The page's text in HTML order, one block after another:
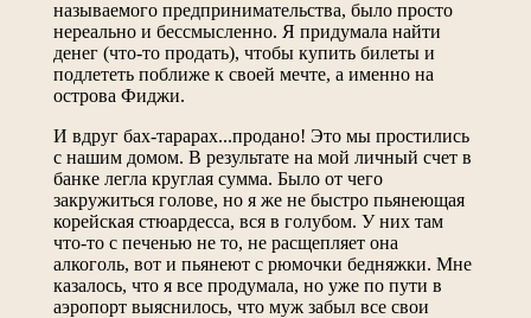
называемого предпринимательства, было просто
нереально и бессмысленно. Я придумала найти
денег (что-то продать), чтобы купить билеты и
подлететь поближе к своей мечте, а именно на
острова Фиджи.
И вдруг бах-тарарах...продано! Это мы простились
с нашим домом. В результате на мой личный счет в
банке легла круглая сумма. Было от чего
закружиться голове, но я же не быстро пьянеющая
корейская стюардесса, вся в голубом. У них там
что-то с печенью не то, не расщепляет она
алкоголь, вот и пьянеют с рюмочки бедняжки. Мне
казалось, что я все продумала, но уже по пути в
аэропорт выяснилось, что муж забыл все свои